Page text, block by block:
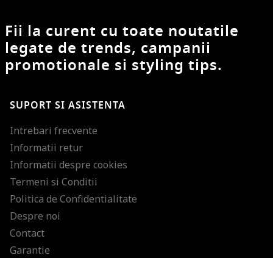
Fii la curent cu toate noutatile
legate de trends, campanii
promotionale si styling tips.
SUPORT SI ASISTENTA
Intrebari frecvente
Informatii retur
Informatii despre cookies
Termeni si Conditii
Politica de Confidentialitate
Despre noi
Contact
Garantie